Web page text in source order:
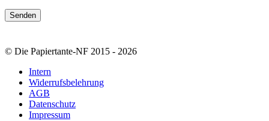
© Die Papiertante-NF 2015 - 2026
Intern
Widerrufsbelehrung
AGB
Datenschutz
Impressum